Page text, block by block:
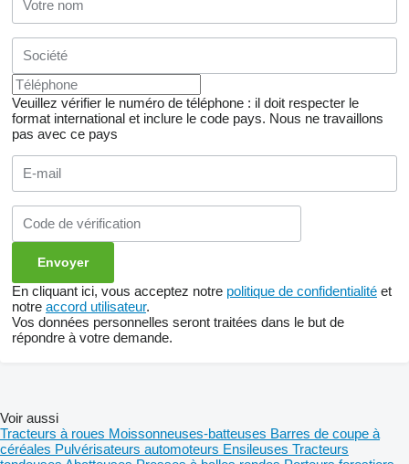
Veuillez vérifier le numéro de téléphone : il doit respecter le
format international et inclure le code pays. Nous ne travaillons
pas avec ce pays
En cliquant ici, vous acceptez notre politique de confidentialité et
notre accord utilisateur.
Vos données personnelles seront traitées dans le but de
répondre à votre demande.
Voir aussi
Tracteurs à roues Moissonneuses-batteuses Barres de coupe à
céréales Pulvérisateurs automoteurs Ensileuses Tracteurs